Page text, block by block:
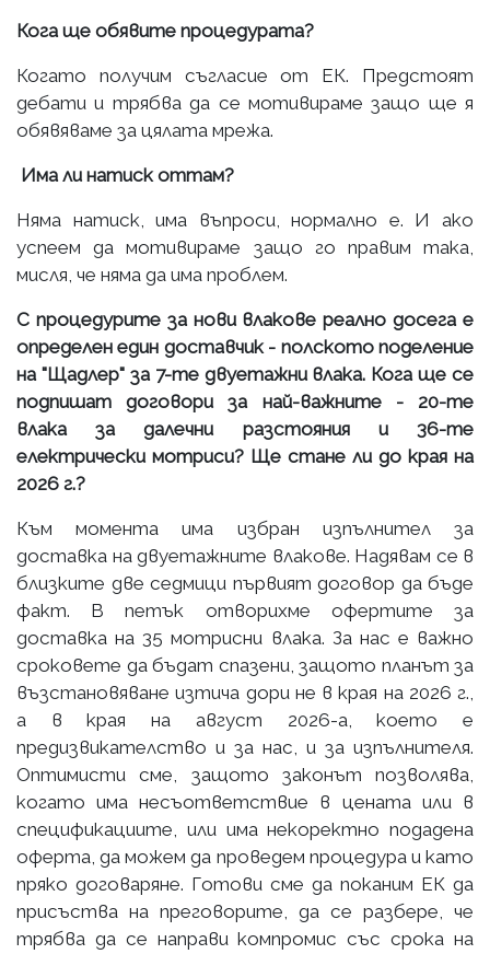
Кога ще обявите процедурата?
Когато получим съгласие от ЕК. Предстоят
дебати и трябва да се мотивираме защо ще я
обявяваме за цялата мрежа.
Има ли натиск оттам?
Няма натиск, има въпроси, нормално е. И ако
успеем да мотивираме защо го правим така,
мисля, че няма да има проблем.
С процедурите за нови влакове реално досега е
определен един доставчик - полското поделение
на "Щадлер" за 7-те двуетажни влака. Кога ще се
подпишат договори за най-важните - 20-те
влака за далечни разстояния и 36-те
електрически мотриси? Ще стане ли до края на
2026 г.?
Към момента има избран изпълнител за
доставка на двуетажните влакове. Надявам се в
близките две седмици първият договор да бъде
факт. В петък отворихме офертите за
доставка на 35 мотрисни влака. За нас е важно
сроковете да бъдат спазени, защото планът за
възстановяване изтича дори не в края на 2026 г.,
а в края на август 2026-а, което е
предизвикателство и за нас, и за изпълнителя.
Оптимисти сме, защото законът позволява,
когато има несъответствие в цената или в
спецификациите, или има некоректно подадена
оферта, да можем да проведем процедура и като
пряко договаряне. Готови сме да поканим ЕК да
присъства на преговорите, да се разбере, че
трябва да се направи компромис със срока на